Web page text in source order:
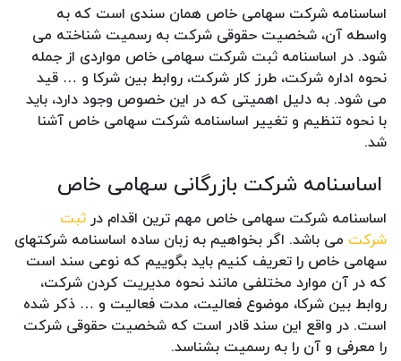
اساسنامه شرکت سهامی خاص همان سندی است که به
واسطه آن، شخصیت حقوقی شرکت به رسمیت شناخته می
شود. در اساسنامه ثبت شرکت سهامی خاص مواردی از جمله
نحوه اداره شرکت، طرز کار شرکت، روابط بین شرکا و … قید
می شود. به دلیل اهمیتی که در این خصوص وجود دارد، باید
با نحوه تنظیم و تغییر اساسنامه شرکت سهامی خاص آشنا
شد.
اساسنامه شرکت بازرگانی سهامی خاص
اساسنامه شرکت سهامی خاص مهم ترین اقدام درثبت
شرکت می باشد. اگر بخواهیم به زبان ساده اساسنامه شرکتهای
سهامی خاص را تعریف کنیم باید بگوییم که نوعی سند است
که در آن موارد مختلفی مانند نحوه مدیریت کردن شرکت،
روابط بین شرکا، موضوع فعالیت، مدت فعالیت و … ذکر شده
است. در واقع این سند قادر است که شخصیت حقوقی شرکت
را معرفی و آن را به رسمیت بشناسد.